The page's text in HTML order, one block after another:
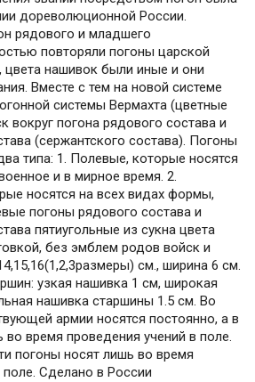
дореволюционной России.
рядового и младшего
повторяли погоны царской
цвета нашивок были иные и они
Вместе с тем на новой системе
системы Вермахта (цветные
вокруг погона рядового состава и
(сержантского состава). Погоны
типа: 1. Полевые, которые носятся
и в мирное время. 2.
носятся на всех видах формы,
погоны рядового состава и
пятиугольные из сукна цвета
без эмблем родов войск и
см., ширина 6 см.
узкая нашивка 1 см, широкая
нашивка старшины 1.5 см. Во
армии носятся постоянно, а в
время проведения учений в поле.
погоны носят лишь во время
Сделано в России